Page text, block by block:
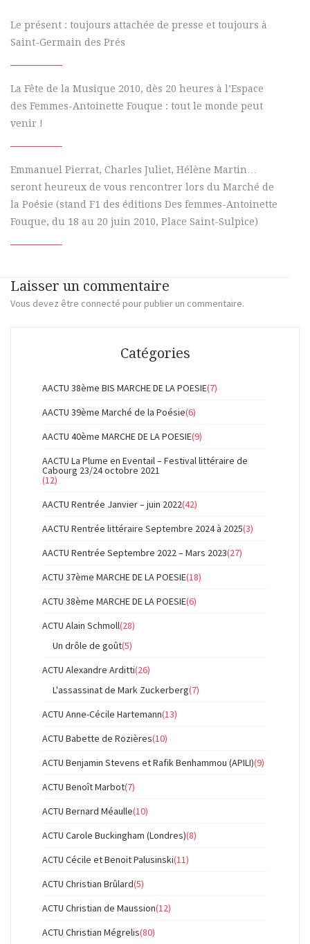
Le présent : toujours attachée de presse et toujours à
Saint-Germain des Prés
La Fête de la Musique 2010, dès 20 heures à l’Espace
des Femmes-Antoinette Fouque : tout le monde peut
venir !
Emmanuel Pierrat, Charles Juliet, Hélène Martin…
seront heureux de vous rencontrer lors du Marché de
la Poésie (stand F1 des éditions Des femmes-Antoinette
Fouque, du 18 au 20 juin 2010, Place Saint-Sulpice)
Laisser un commentaire
Vous devez être connecté pour publier un commentaire.
Catégories
AACTU 38ème BIS MARCHE DE LA POESIE(7)
AACTU 39ème Marché de la Poésie(6)
AACTU 40ème MARCHE DE LA POESIE(9)
AACTU La Plume en Eventail – Festival littéraire de
Cabourg 23/24 octobre 2021
(12)
AACTU Rentrée Janvier – juin 2022(42)
AACTU Rentrée littéraire Septembre 2024 à 2025(3)
AACTU Rentrée Septembre 2022 – Mars 2023(27)
ACTU 37ème MARCHE DE LA POESIE(18)
ACTU 38ème MARCHE DE LA POESIE(6)
ACTU Alain Schmoll(28)
Un drôle de goût(5)
ACTU Alexandre Arditti(26)
L'assassinat de Mark Zuckerberg(7)
ACTU Anne-Cécile Hartemann(13)
ACTU Babette de Rozières(10)
ACTU Benjamin Stevens et Rafik Benhammou (APILI)(9)
ACTU Benoît Marbot(7)
ACTU Bernard Méaulle(10)
ACTU Carole Buckingham (Londres)(8)
ACTU Cécile et Benoit Palusinski(11)
ACTU Christian Brûlard(5)
ACTU Christian de Maussion(12)
ACTU Christian Mégrelis(80)